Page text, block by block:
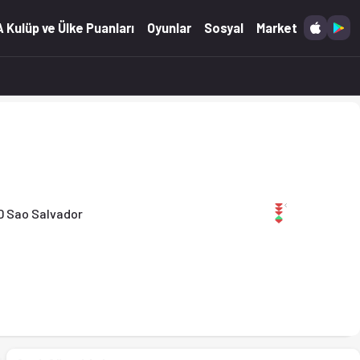
(07.12.2025)
Kulüp ve Ülke Puanları Oyunlar Sosyal Market
Sao Salvador